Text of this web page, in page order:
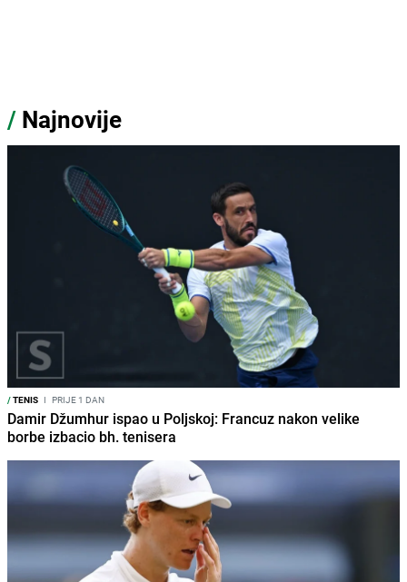
/ Najnovije
/TENIS I PRIJE 1 DAN
Damir Džumhur ispao u Poljskoj: Francuz nakon velike
borbe izbacio bh. tenisera